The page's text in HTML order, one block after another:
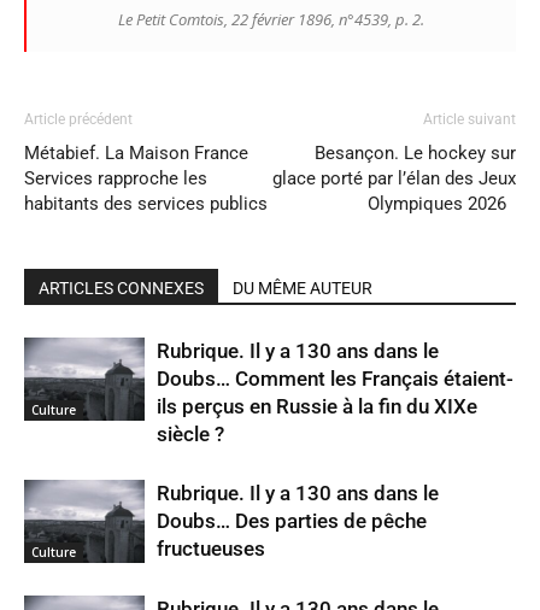
Le Petit Comtois, 22 février 1896, n°4539, p. 2.
Article précédent
Métabief. La Maison France
Services rapproche les
habitants des services publics
Article suivant
Besançon. Le hockey sur
glace porté par l’élan des Jeux
Olympiques 2026
ARTICLES CONNEXES DU MÊME AUTEUR
Culture
Rubrique. Il y a 130 ans dans le
Doubs… Comment les Français étaient-
ils perçus en Russie à la fin du XIXe
siècle ?
Culture
Rubrique. Il y a 130 ans dans le
Doubs… Des parties de pêche
fructueuses